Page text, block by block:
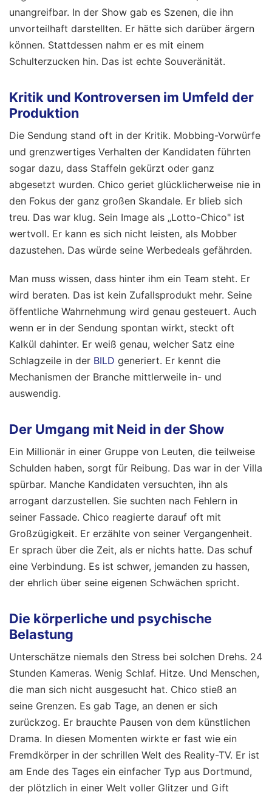
unangreifbar. In der Show gab es Szenen, die ihn
unvorteilhaft darstellten. Er hätte sich darüber ärgern
können. Stattdessen nahm er es mit einem
Schulterzucken hin. Das ist echte Souveränität.
Kritik und Kontroversen im Umfeld der
Produktion
Die Sendung stand oft in der Kritik. Mobbing-Vorwürfe
und grenzwertiges Verhalten der Kandidaten führten
sogar dazu, dass Staffeln gekürzt oder ganz
abgesetzt wurden. Chico geriet glücklicherweise nie in
den Fokus der ganz großen Skandale. Er blieb sich
treu. Das war klug. Sein Image als „Lotto-Chico" ist
wertvoll. Er kann es sich nicht leisten, als Mobber
dazustehen. Das würde seine Werbedeals gefährden.
Man muss wissen, dass hinter ihm ein Team steht. Er
wird beraten. Das ist kein Zufallsprodukt mehr. Seine
öffentliche Wahrnehmung wird genau gesteuert. Auch
wenn er in der Sendung spontan wirkt, steckt oft
Kalkül dahinter. Er weiß genau, welcher Satz eine
Schlagzeile in der BILD generiert. Er kennt die
Mechanismen der Branche mittlerweile in- und
auswendig.
Der Umgang mit Neid in der Show
Ein Millionär in einer Gruppe von Leuten, die teilweise
Schulden haben, sorgt für Reibung. Das war in der Villa
spürbar. Manche Kandidaten versuchten, ihn als
arrogant darzustellen. Sie suchten nach Fehlern in
seiner Fassade. Chico reagierte darauf oft mit
Großzügigkeit. Er erzählte von seiner Vergangenheit.
Er sprach über die Zeit, als er nichts hatte. Das schuf
eine Verbindung. Es ist schwer, jemanden zu hassen,
der ehrlich über seine eigenen Schwächen spricht.
Die körperliche und psychische
Belastung
Unterschätze niemals den Stress bei solchen Drehs. 24
Stunden Kameras. Wenig Schlaf. Hitze. Und Menschen,
die man sich nicht ausgesucht hat. Chico stieß an
seine Grenzen. Es gab Tage, an denen er sich
zurückzog. Er brauchte Pausen von dem künstlichen
Drama. In diesen Momenten wirkte er fast wie ein
Fremdkörper in der schrillen Welt des Reality-TV. Er ist
am Ende des Tages ein einfacher Typ aus Dortmund,
der plötzlich in einer Welt voller Glitzer und Gift